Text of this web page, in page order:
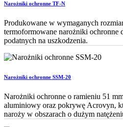
Narożniki ochronne TF-N
Produkowane w wymaganych
termoformowane narożniki ochronne
podatnych na uszkodzenia.
Narożniki ochronne SSM-20
Narożniki ochronne o ramieniu 51
aluminiowy oraz pokrywę Acrovyn,
naroży w obszarach o dużym